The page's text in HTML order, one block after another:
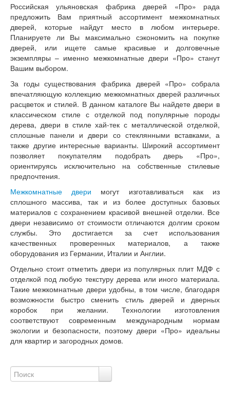
Российская ульяновская фабрика дверей «Про» рада
предложить Вам приятный ассортимент межкомнатных
дверей, которые найдут место в любом интерьере.
Планируете ли Вы максимально сэкономить на покупке
дверей, или ищете самые красивые и долговечные
экземпляры – именно межкомнатные двери «Про» станут
Вашим выбором.
За годы существования фабрика дверей «Про» собрала
впечатляющую коллекцию межкомнатных дверей различных
расцветок и стилей. В данном каталоге Вы найдете двери в
классическом стиле с отделкой под популярные породы
дерева, двери в стиле хай-тек с металлической отделкой,
сплошные панели и двери со стеклянными вставками, а
также другие интересные варианты. Широкий ассортимент
позволяет покупателям подобрать дверь «Про»,
ориентируясь исключительно на собственные стилевые
предпочтения.
Межкомнатные двери могут изготавливаться как из
сплошного массива, так и из более доступных базовых
материалов с сохранением красивой внешней отделки. Все
двери независимо от стоимости отличаются долгим сроком
службы. Это достигается за счет использования
качественных проверенных материалов, а также
оборудования из Германии, Италии и Англии.
Отдельно стоит отметить двери из популярных плит МДФ с
отделкой под любую текстуру дерева или иного материала.
Такие межкомнатные двери удобны, в том числе, благодаря
возможности быстро сменить стиль дверей и дверных
коробок при желании. Технологии изготовления
соответствуют современным международным нормам
экологии и безопасности, поэтому двери «Про» идеальны
для квартир и загородных домов.